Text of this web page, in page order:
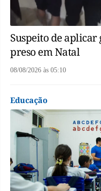
Suspeito de aplicar
preso em Natal
08/08/2026 às 05:10
Educação